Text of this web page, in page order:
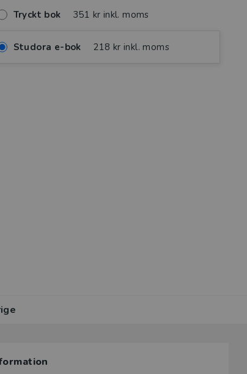
Tryckt bok 351 kr inkl. moms
Studora e-bok 218 kr inkl. moms